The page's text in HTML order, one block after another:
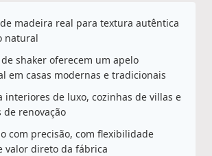
madeira real para textura autêntica
natural
shaker oferecem um apelo
em casas modernas e tradicionais
interiores de luxo, cozinhas de villas e
de renovação
com precisão, com flexibilidade
valor direto da fábrica